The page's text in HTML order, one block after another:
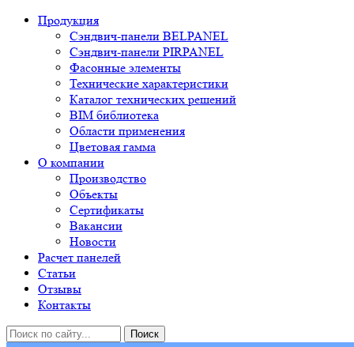
Продукция
Сэндвич-панели BELPANEL
Сэндвич-панели PIRPANEL
Фасонные элементы
Технические характеристики
Каталог технических решений
BIM библиотека
Области применения
Цветовая гамма
О компании
Производство
Объекты
Сертификаты
Вакансии
Новости
Расчет панелей
Статьи
Отзывы
Контакты